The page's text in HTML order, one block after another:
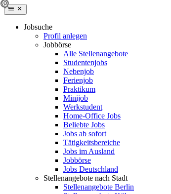
Jobsuche
Profil anlegen
Jobbörse
Alle Stellenangebote
Studentenjobs
Nebenjob
Ferienjob
Praktikum
Minijob
Werkstudent
Home-Office Jobs
Beliebte Jobs
Jobs ab sofort
Tätigkeitsbereiche
Jobs im Ausland
Jobbörse
Jobs Deutschland
Stellenangebote nach Stadt
Stellenangebote Berlin